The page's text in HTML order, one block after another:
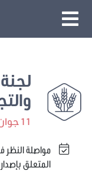
11 جوان 2021
المتعلق